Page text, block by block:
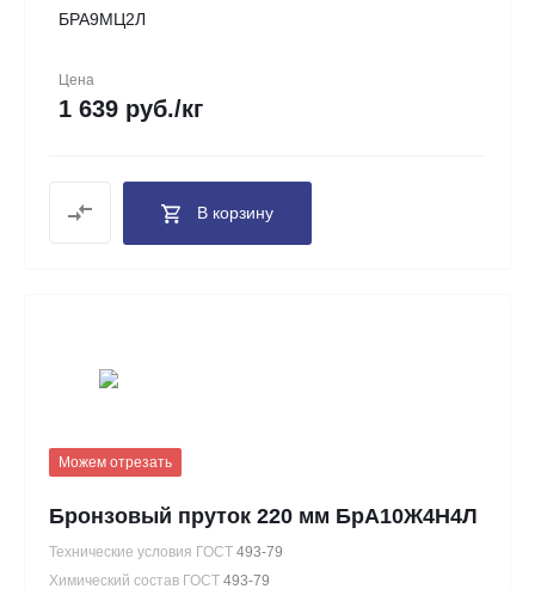
БРА9МЦ2Л
Цена
1 639 руб./кг
В корзину
Можем отрезать
Бронзовый пруток 220 мм БрА10Ж4Н4Л
Технические условия ГОСТ 493-79
Химический состав ГОСТ 493-79